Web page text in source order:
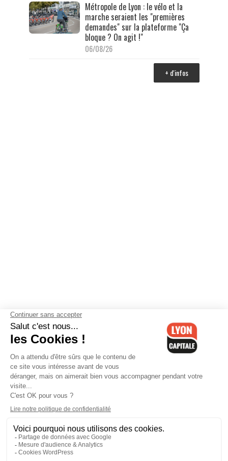
Métropole de Lyon : le vélo et la
marche seraient les "premières
demandes" sur la plateforme "Ça
bloque ? On agit !"
06/08/26
+ d'infos
Contactez-nous-Mentions légales-CGV-Politique de
confidentialité-Gestion des cookies